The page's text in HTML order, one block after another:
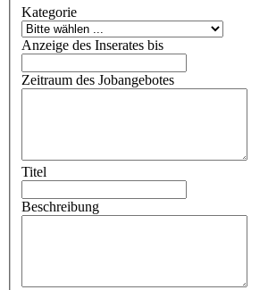
Kategorie
Anzeige des Inserates bis
Zeitraum des Jobangebotes
Titel
Beschreibung